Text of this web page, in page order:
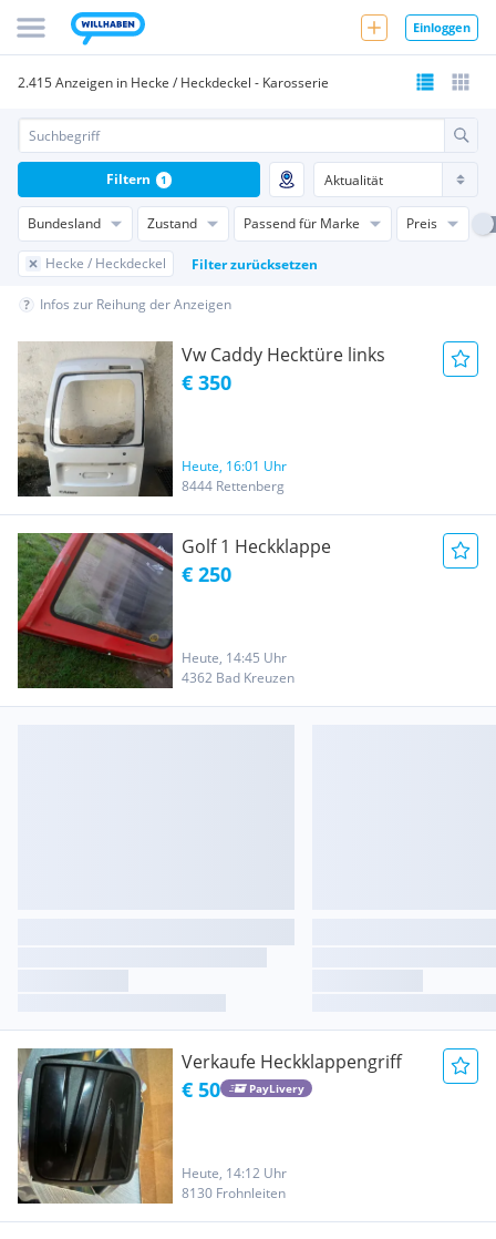
Einloggen
2.415 Anzeigen in Hecke / Heckdeckel - Karosserie
Bundesland Zustand Passend für Marke Preis
Hecke / Heckdeckel Filter zurücksetzen
Filtern 1
Infos zur Reihung der Anzeigen
Vw Caddy Hecktüre links
€ 350
Heute, 16:01 Uhr
8444 Rettenberg
Golf 1 Heckklappe
€ 250
Heute, 14:45 Uhr
4362 Bad Kreuzen
Verkaufe Heckklappengriff
€ 50 PayLivery
Heute, 14:12 Uhr
8130 Frohnleiten